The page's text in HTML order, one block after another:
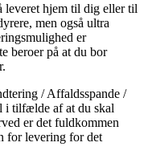
hjem til dig eller til
men også ultra
er
beroer på at du bor
/ Affaldsspande /
i tilfælde af at du skal
er det fuldkommen
for levering for det